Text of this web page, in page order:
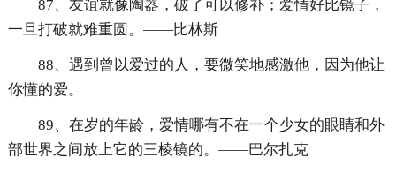
87、友谊就像陶器，破了可以修补；爱情好比镜子，
一旦打破就难重圆。——比林斯
88、遇到曾以爱过的人，要微笑地感激他，因为他让
你懂的爱。
89、在岁的年龄，爱情哪有不在一个少女的眼睛和外
部世界之间放上它的三棱镜的。——巴尔扎克